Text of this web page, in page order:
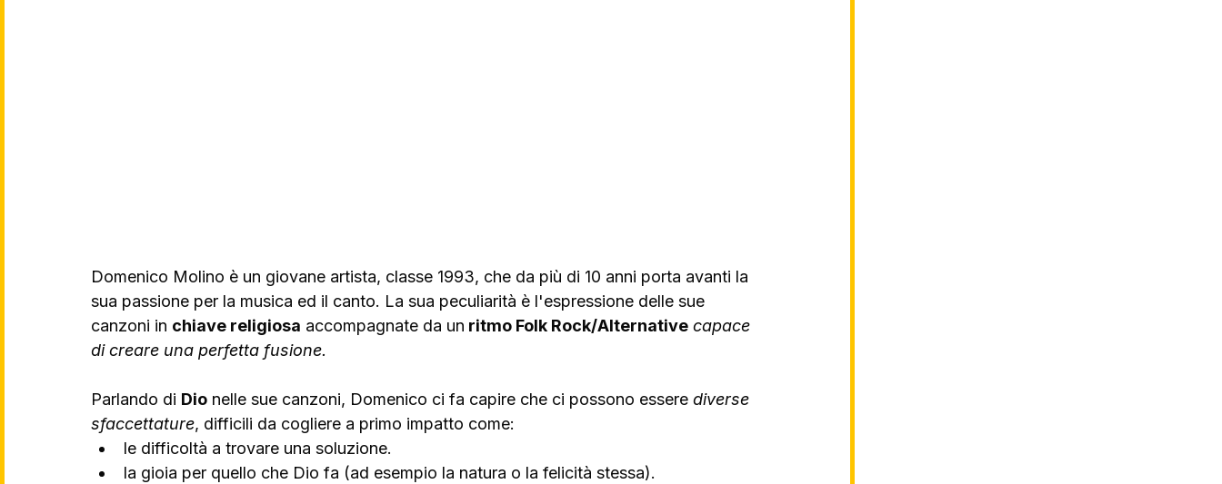
Domenico Molino è un giovane artista, classe 1993, che da più di 10 anni porta avanti la
sua passione per la musica ed il canto. La sua peculiarità è l'espressione delle sue
canzoni in chiave religiosa accompagnate da un ritmo Folk Rock/Alternative capace
di creare una perfetta fusione.
Parlando di Dio nelle sue canzoni, Domenico ci fa capire che ci possono essere diverse
sfaccettature, difficili da cogliere a primo impatto come:
le difficoltà a trovare una soluzione.
la gioia per quello che Dio fa (ad esempio la natura o la felicità stessa).